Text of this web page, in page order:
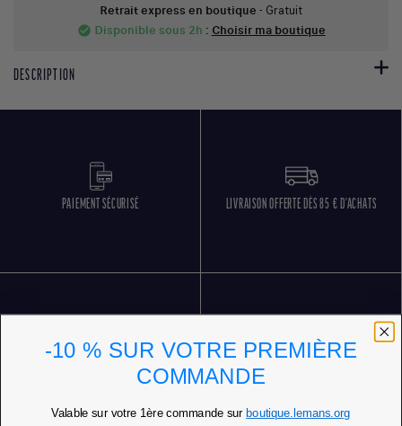
Retrait express en boutique - Gratuit
check_circle Disponible sous 2h : Choisir ma boutique
DESCRIPTION
PAIEMENT SÉCURISÉ LIVRAISON OFFERTE DÈS 85 € D'ACHATS
SERVICE CLIENT 5 JOURS SUR 7
-10 % SUR VOTRE PREMIÈRE
COMMANDE
Valable sur votre 1ère commande sur boutique.lemans.org